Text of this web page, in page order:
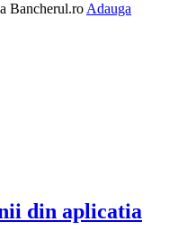
Bancherul.ro Adauga
din aplicatia